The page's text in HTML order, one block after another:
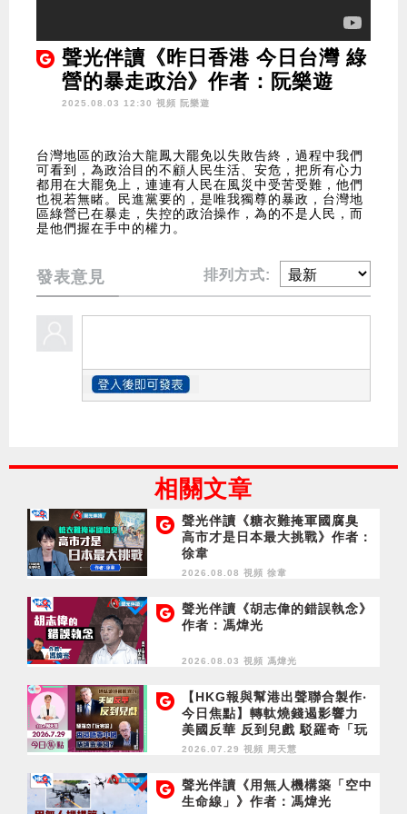
聲光伴讀《昨日香港 今日台灣 綠
營的暴走政治》作者：阮樂遊
2025.08.03 12:30 視頻 阮樂遊
台灣地區的政治大龍鳳大罷免以失敗告終，過程中我們
可看到，為政治目的不顧人民生活、安危，把所有心力
都用在大罷免上，連連有人民在風災中受苦受難，他們
也視若無睹。民進黨要的，是唯我獨尊的暴政，台灣地
區綠營已在暴走，失控的政治操作，為的不是人民，而
是他們握在手中的權力。
發表意見 排列方式:
相關文章
聲光伴讀《糖衣難掩軍國腐臭
高市才是日本最大挑戰》作者：
徐韋
2026.08.08 視頻 徐韋
聲光伴讀《胡志偉的錯誤執念》
作者：馮煒光
2026.08.03 視頻 馮煒光
【HKG報與幫港出聲聯合製作‧
今日焦點】轉軚燒錢遏影響力
美國反華 反到兒戲 駁羅奇「玩
完論」 香港唔靠中國 唔通靠美
2026.07.29 視頻 周天慧
聲光伴讀《用無人機構築「空中
生命線」》作者：馮煒光